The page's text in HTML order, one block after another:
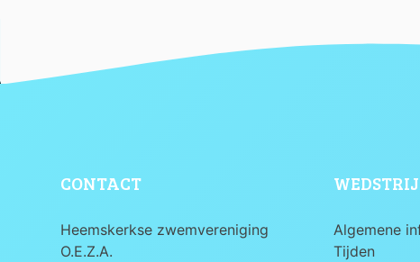
CONTACT
Heemskerkse zwemvereniging
O.E.Z.A.
Algemene
Tijden